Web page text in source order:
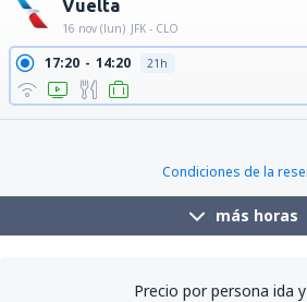
Vuelta
16 nov (lun) JFK - CLO
17:20 14:20 21h
Condiciones de la
más horas
Precio por persona ida